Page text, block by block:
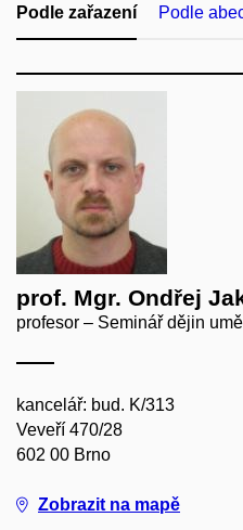
Podle zařazení Podle
prof. Mgr. Ondřej
profesor – Seminář dějin
kancelář: bud. K/313
Veveří 470/28
602 00 Brno
Zobrazit na mapě